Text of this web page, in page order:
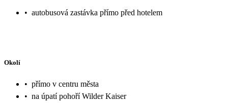
• autobusová zastávka přímo před hotelem
Okolí
• přímo v centru města
• na úpatí pohoří Wilder Kaiser